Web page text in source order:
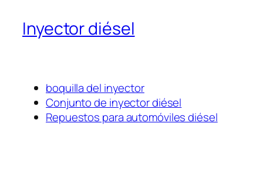
Inyector diésel
boquilla del inyector
Conjunto de inyector diésel
Repuestos para automóviles diésel